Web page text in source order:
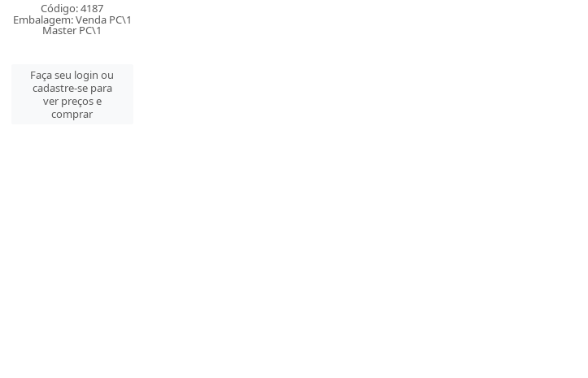
Código: 4187
Embalagem: Venda PC\1
Master PC\1
Faça seu login ou
cadastre-se para
ver preços e
comprar